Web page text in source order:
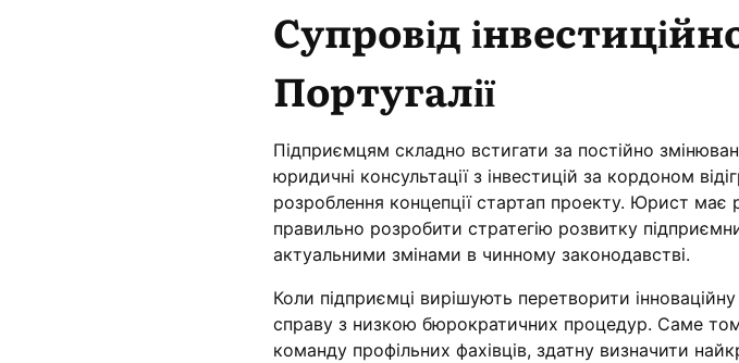
Супровід
Португалії
Підприємцям складно встигати за постійно
юридичні консультації з інвестицій за кордоном
розроблення концепції стартап проекту. Юрист має
правильно розробити стратегію розвитку
актуальними змінами в чинному законодавстві.
Коли підприємці вирішують перетворити
справу з низкою бюрократичних процедур. Саме
команду профільних фахівців, здатну визначити